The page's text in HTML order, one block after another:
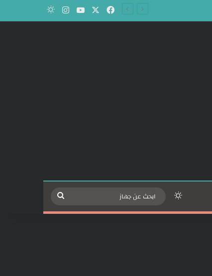
فيسبوك‫YouTube
انستقرامالوضع المظلم
الوضع المظلم
ابحث
عن